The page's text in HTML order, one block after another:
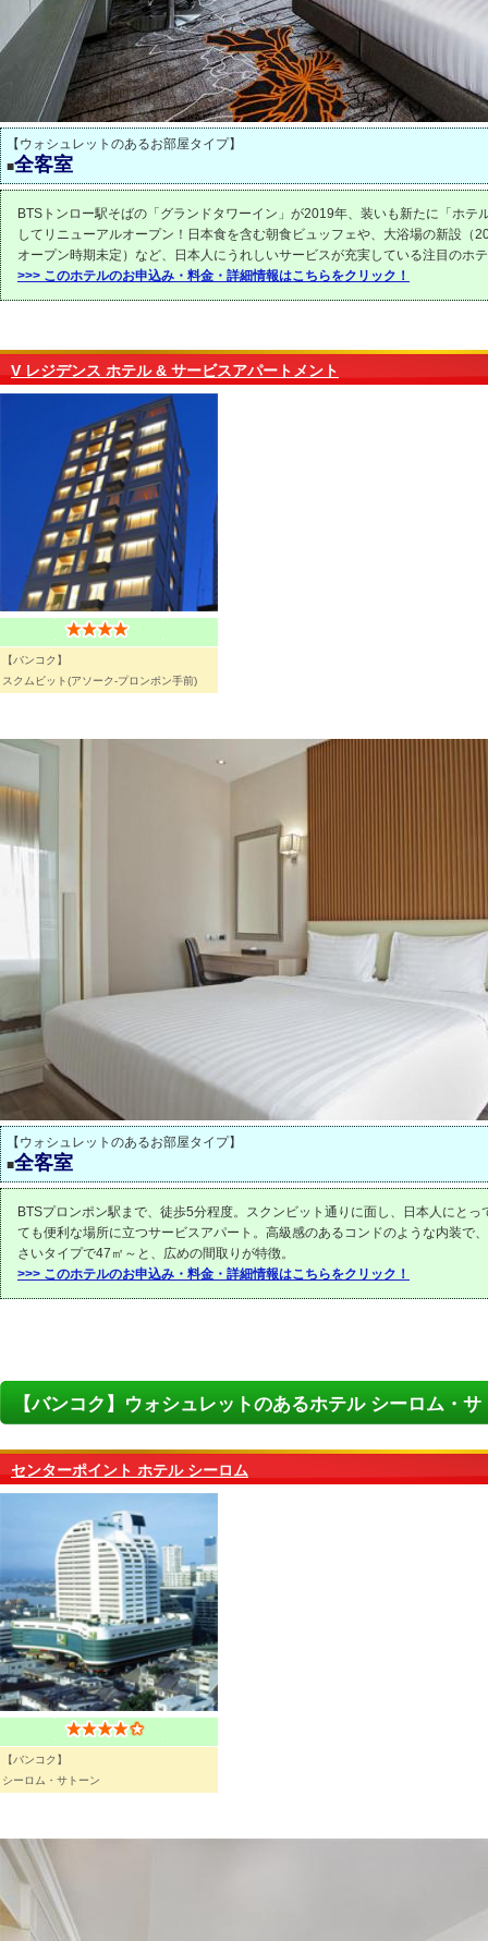
【ウォシュレットのあるお部屋タイプ】
■全客室
BTSトンロー駅そばの「グランドタワーイン」が2019年、装いも新たに「ホテ
してリニューアルオープン！日本食を含む朝食ビュッフェや、大浴場の新設（
オープン時期未定）など、日本人にうれしいサービスが充実している注目のホ
>>> このホテルのお申込み・料金・詳細情報はこちらをクリック！
V レジデンス ホテル & サービスアパートメント
【バンコク】
スクムビット(アソーク-プロンポン手前)
【ウォシュレットのあるお部屋タイプ】
■全客室
BTSプロンポン駅まで、徒歩5分程度。スクンビット通りに面し、日本人にとっ
ても便利な場所に立つサービスアパート。高級感のあるコンドのような内装で
さいタイプで47㎡～と、広めの間取りが特徴。
>>> このホテルのお申込み・料金・詳細情報はこちらをクリック！
【バンコク】ウォシュレットのあるホテル シーロム・サ
センターポイント ホテル シーロム
【バンコク】
シーロム・サトーン